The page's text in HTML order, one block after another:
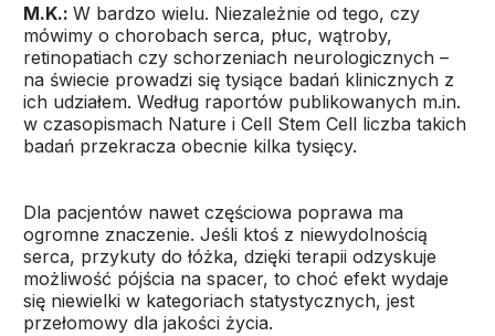
M.K.: W bardzo wielu. Niezależnie od tego, czy
mówimy o chorobach serca, płuc, wątroby,
retinopatiach czy schorzeniach neurologicznych –
na świecie prowadzi się tysiące badań klinicznych z
ich udziałem. Według raportów publikowanych m.in.
w czasopismach Nature i Cell Stem Cell liczba takich
badań przekracza obecnie kilka tysięcy.
Dla pacjentów nawet częściowa poprawa ma
ogromne znaczenie. Jeśli ktoś z niewydolnością
serca, przykuty do łóżka, dzięki terapii odzyskuje
możliwość pójścia na spacer, to choć efekt wydaje
się niewielki w kategoriach statystycznych, jest
przełomowy dla jakości życia.